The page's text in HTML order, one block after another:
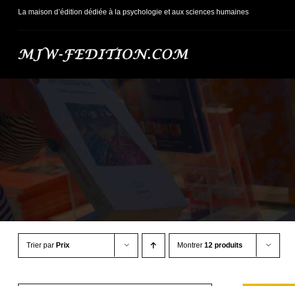
PasserLa maison d’édition dédiée à la psychologie et aux sciences humaines
Trier par Prix Montrer 12 produits